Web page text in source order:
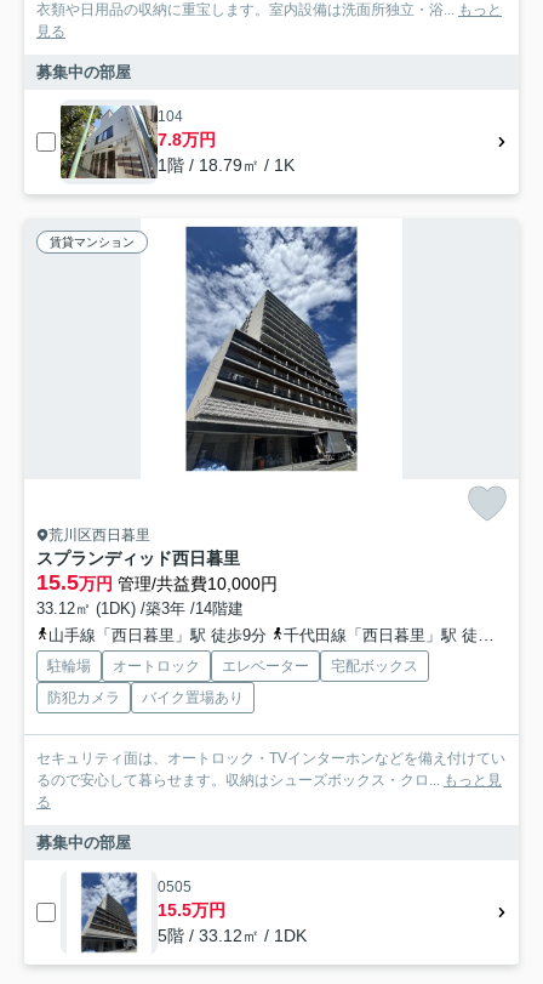
衣類や日用品の収納に重宝します。室内設備は洗面所独立・浴... もっと
見る
募集中の部屋
104
7.8万円
1階 / 18.79㎡ / 1K
賃貸マンション
荒川区西日暮里
スプランディッド西日暮里
15.5万円 管理/共益費10,000円
33.12㎡ (1DK) /築3年 /14階建
山手線「西日暮里」駅 徒歩9分
千代田線「西日暮里」駅 徒歩9分
駐輪場 オートロック エレベーター
宅配ボックス
防犯カメラ
バイク置場あり
セキュリティ面は、オートロック・TVインターホンなどを備え付けてい
るので安心して暮らせます。収納はシューズボックス・クロ... もっと見
る
募集中の部屋
0505
15.5万円
5階 / 33.12㎡ / 1DK